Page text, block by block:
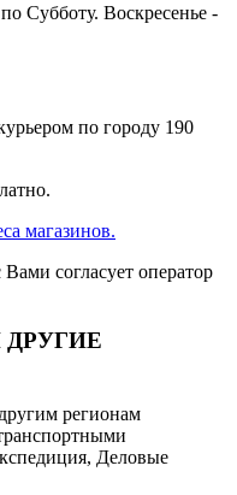
Субботу. Воскресенье -
по городу 190
магазинов.
согласует оператор
ДРУГИЕ
регионам
Деловые